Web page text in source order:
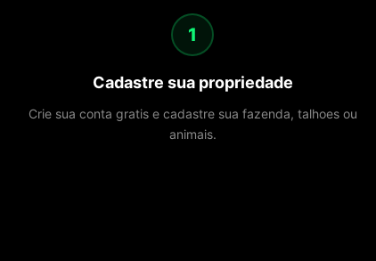
1
Cadastre sua propriedade
Crie sua conta gratis e cadastre sua fazenda, talhoes ou
animais.